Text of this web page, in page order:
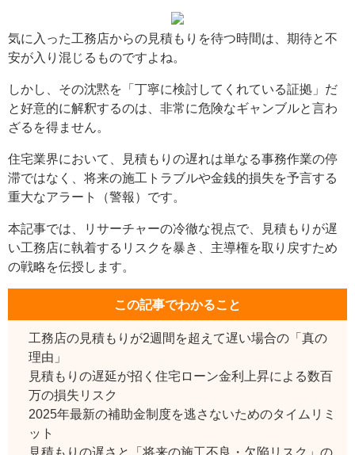
気に入った工務店からの見積もりを待つ時間は、期待と不
安が入り混じるものですよね。
しかし、その沈黙を「丁寧に検討してくれている証拠」だ
と好意的に解釈するのは、非常に危険なギャンブルと言わ
ざるを得ません。
住宅業界において、見積もりの遅れは単なる事務作業の停
滞ではなく、将来の施工トラブルや金銭的損失を予言する
重大なアラート（警報）です。
本記事では、リサーチャーの冷徹な視点で、見積もりが遅
い工務店に執着するリスクを暴き、主導権を取り戻すため
の戦略を伝授します。
この記事でわかること
工務店の見積もりが2週間を超えて遅い場合の「真の
理由」
見積もりの遅延が招く住宅ローン金利上昇による数百
万の損失リスク
2025年最新の補助金制度を逃さないためのタイムリミ
ット
見積もりの遅さと「将来の施工不良・欠陥リスク」の